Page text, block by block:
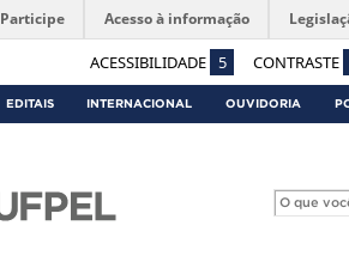
ACESSIBILIDADE 5 CONTRASTE
Participe Acesso à informação
EDITAIS INTERNACIONAL OUVIDORIA